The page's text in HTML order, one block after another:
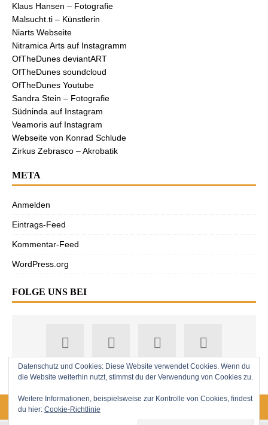
Klaus Hansen – Fotografie
Malsucht.ti – Künstlerin
Niarts Webseite
Nitramica Arts auf Instagramm
OfTheDunes deviantART
OfTheDunes soundcloud
OfTheDunes Youtube
Sandra Stein – Fotografie
Südninda auf Instagram
Veamoris auf Instagram
Webseite von Konrad Schlude
Zirkus Zebrasco – Akrobatik
META
Anmelden
Eintrags-Feed
Kommentar-Feed
WordPress.org
FOLGE UNS BEI
Datenschutz und Cookies: Diese Website verwendet Cookies. Wenn du
die Website weiterhin nutzt, stimmst du der Verwendung von Cookies zu.
Weitere Informationen, beispielsweise zur Kontrolle von Cookies, findest
du hier: Cookie-Richtlinie